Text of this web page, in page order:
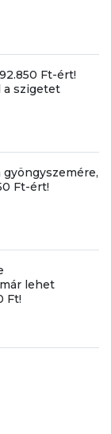
Ft-ért!
a szigetet
gyöngyszemére,
Ft-ért!
lehet
Ft!